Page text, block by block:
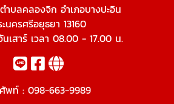
บลคลองจิก อำเภอบางปะอิน
นครศรีอยุธยา 13160
เสาร์ เวลา 08.00 - 17.00 น.
พท์ : 098-663-9989